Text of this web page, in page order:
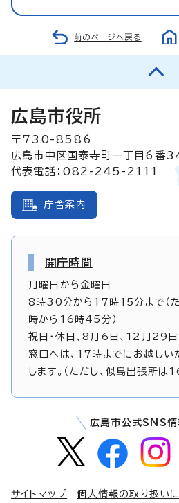
前のページへ戻る
広島市役所
〒730-8586
広島市中区国泰寺町一丁目6番
代表電話：082-245-2111
庁舎案内
開庁時間
月曜日から金曜日
8時30分から17時15分まで（
時から16時45分）
祝日・休日、8月6日、12月29
窓口へは、17時までにお越しい
します。（ただし、似島出張所は
広島市公式SNS情
サイトマップ 個人情報の取り扱い